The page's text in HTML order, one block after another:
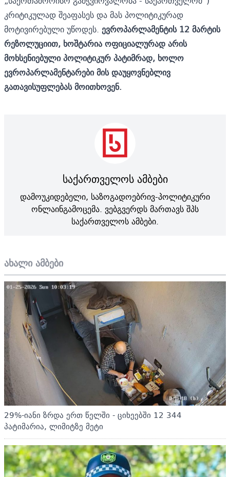
ახალი ამბები
29%-იანი ზრდა ერთ წელში - ციხეებში 12 344
პატიმარია, ლიმიტზე მეტი
კრიტიკულად შეაფასეს და მას პოლიტიკურად
მოტივირებული უწოდეს. ევროპარლამენტის12მარტის
რეზოლუციით, ხოშტარიაოფიციალურადარის
მოხსენიებულიპოლიტიკურპატიმრად, ხოლო
ევროპარლამენტარებიმისდაუყოვნებლივ
გათავისუფლებასმოითხოვენ.
საქართველოს ამბები
დამოუკიდებელი, საზოგადოებრივ-პოლიტიკური
ონლაინგამოცემა. ვებგვერდს მართავს შპს
საქართველოს ამბები.